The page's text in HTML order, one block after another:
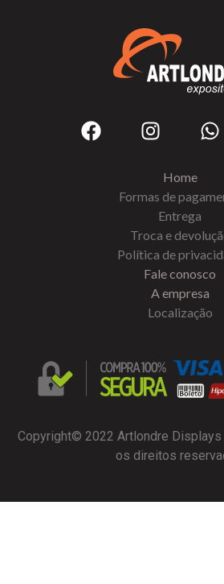
Home
Formas de
Entrega
Troca e
Política de
Fale conosco
A empresa
Localização
Copyright© 2022 Artlondre
os direitos